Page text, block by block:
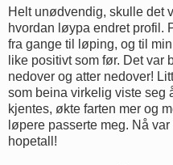
Helt unødvendig, skulle det
hvordan løypa endret profil.
fra gange til løping, og til
like positivt som før. Det var
nedover og atter nedover!
som beina virkelig viste
kjentes, økte farten mer og
løpere passerte meg. Nå var
hopetall!